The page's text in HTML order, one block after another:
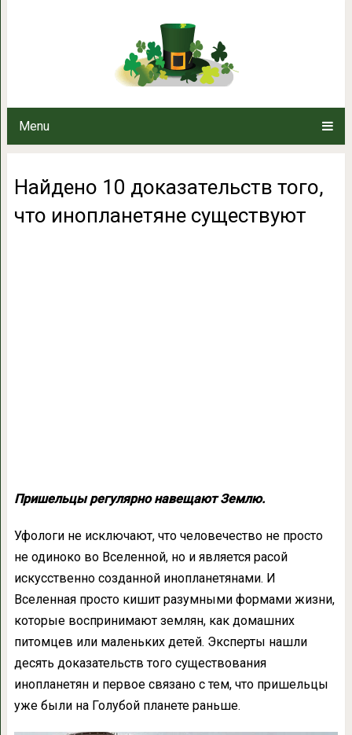
Menu
Найдено 10
Найдено 10 доказательств того,
что инопланетяне существуют
Пришельцы регулярно навещают Землю.
Уфологи не исключают, что человечество не просто
не одиноко во Вселенной, но и является расой
искусственно созданной инопланетянами. И
Вселенная просто кишит разумными формами жизни,
которые воспринимают землян, как домашних
питомцев или маленьких детей. Эксперты нашли
десять доказательств того существования
инопланетян и первое связано с тем, что пришельцы
уже были на Голубой планете раньше.